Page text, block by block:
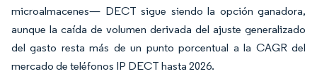
microalmacenes— DECT sigue siendo la opción ganadora,
aunque la caída de volumen derivada del ajuste generalizado
del gasto resta más de un punto porcentual a la CAGR del
mercado de teléfonos IP DECT hasta 2026.